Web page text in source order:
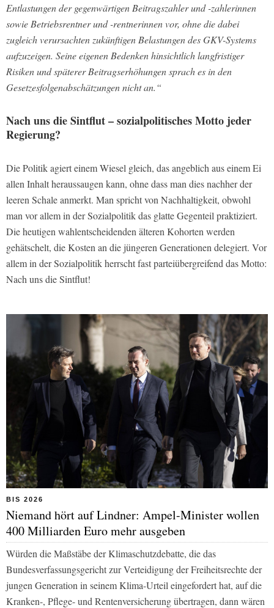
Entlastungen der gegenwärtigen Beitragszahler und -zahlerinnen
sowie Betriebsrentner und -rentnerinnen vor, ohne die dabei
zugleich verursachten zukünftigen Belastungen des GKV-Systems
aufzuzeigen. Seine eigenen Bedenken hinsichtlich langfristiger
Risiken und späterer Beitragserhöhungen sprach es in den
Gesetzesfolgenabschätzungen nicht an.“
Nach uns die Sintflut – sozialpolitisches Motto jeder
Regierung?
Die Politik agiert einem Wiesel gleich, das angeblich aus einem Ei
allen Inhalt heraussaugen kann, ohne dass man dies nachher der
leeren Schale anmerkt. Man spricht von Nachhaltigkeit, obwohl
man vor allem in der Sozialpolitik das glatte Gegenteil praktiziert.
Die heutigen wahlentscheidenden älteren Kohorten werden
gehätschelt, die Kosten an die jüngeren Generationen delegiert. Vor
allem in der Sozialpolitik herrscht fast parteiübergreifend das Motto:
Nach uns die Sintflut!
BIS 2026
Niemand hört auf Lindner: Ampel-Minister wollen
400 Milliarden Euro mehr ausgeben
Würden die Maßstäbe der Klimaschutzdebatte, die das
Bundesverfassungsgericht zur Verteidigung der Freiheitsrechte der
jungen Generation in seinem Klima-Urteil eingefordert hat, auf die
Kranken-, Pflege- und Rentenversicherung übertragen, dann wären